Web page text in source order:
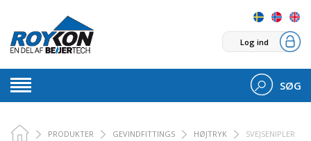
Log ind
SØG
PRODUKTER GEVINDFITTINGS HØJTRYK SVEJSENIPLER